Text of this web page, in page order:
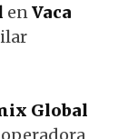
enVaca
Global